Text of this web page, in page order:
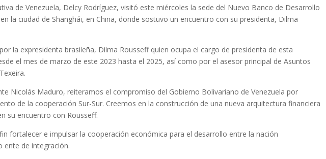
de Venezuela, Delcy Rodríguez, visitó este miércoles la sede del Nuevo Banco de Desarrollo
la ciudad de Shanghái, en China, donde sostuvo un encuentro con su presidenta, Dilma
la expresidenta brasileña, Dilma Rousseff quien ocupa el cargo de presidenta de esta
el mes de marzo de este 2023 hasta el 2025, así como por el asesor principal de Asuntos
Nicolás Maduro, reiteramos el compromiso del Gobierno Bolivariano de Venezuela por
de la cooperación Sur-Sur. Creemos en la construcción de una nueva arquitectura financiera
su encuentro con Rousseff.
fortalecer e impulsar la cooperación económica para el desarrollo entre la nación
ente de integración.